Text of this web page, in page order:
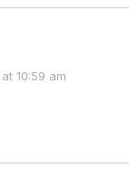
10:59 am